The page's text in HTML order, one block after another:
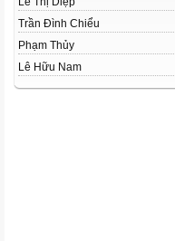
Trần Đình Chiểu
Phạm Thủy
Lê Hữu Nam